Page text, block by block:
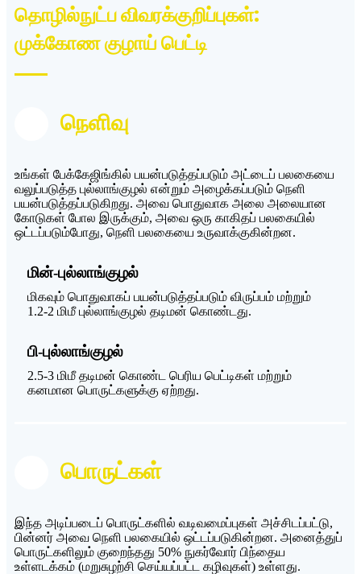
தொழில்நுட்ப விவரக்குறிப்புகள்:
முக்கோண குழாய் பெட்டி
நெளிவு
உங்கள் பேக்கேஜிங்கில் பயன்படுத்தப்படும் அட்டைப் பலகையை
வலுப்படுத்த புல்லாங்குழல் என்றும் அழைக்கப்படும் நெளி
பயன்படுத்தப்படுகிறது. அவை பொதுவாக அலை அலையான
கோடுகள் போல இருக்கும், அவை ஒரு காகிதப் பலகையில்
ஒட்டப்படும்போது, ​​நெளி பலகையை உருவாக்குகின்றன.
மின்-புல்லாங்குழல்
மிகவும் பொதுவாகப் பயன்படுத்தப்படும் விருப்பம் மற்றும்
1.2-2 மிமீ புல்லாங்குழல் தடிமன் கொண்டது.
பி-புல்லாங்குழல்
2.5-3 மிமீ தடிமன் கொண்ட பெரிய பெட்டிகள் மற்றும்
கனமான பொருட்களுக்கு ஏற்றது.
பொருட்கள்
இந்த அடிப்படைப் பொருட்களில் வடிவமைப்புகள் அச்சிடப்பட்டு,
பின்னர் அவை நெளி பலகையில் ஒட்டப்படுகின்றன. அனைத்துப்
பொருட்களிலும் குறைந்தது 50% நுகர்வோர் பிந்தைய
உள்ளடக்கம் (மறுசுழற்சி செய்யப்பட்ட கழிவுகள்) உள்ளது.